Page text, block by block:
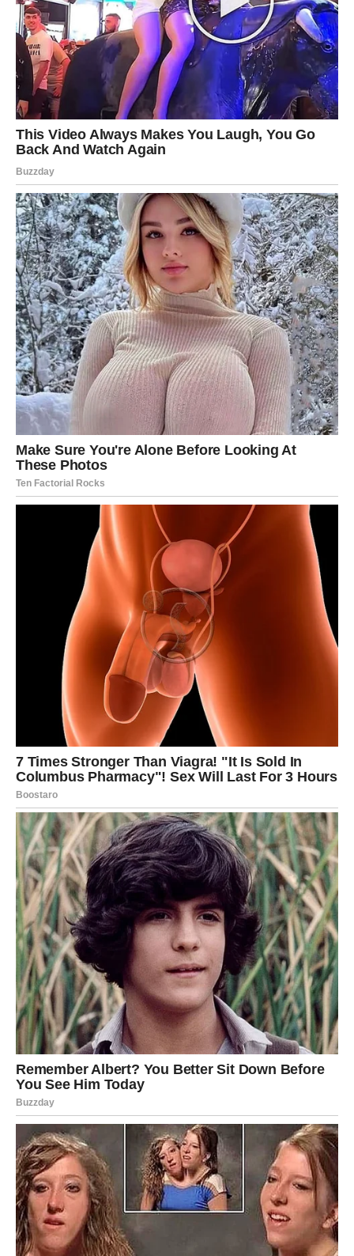
rasprave, ali ćete se povući od ljudi koji vas ne
poštuju.
Neko iz okruženja može:
očekivati vašu snagu, ali ne nuditi razumevanje
tražiti vašu pažnju, ali ne uzvraćati istom merom
Danas biratetiho povlačenje umesto sukoba. I to je zrela
odluka.
DUHOVNA PORUKA DANA – NE
MORATE UVEK SIJATI DA BISTE
BILI MOĆNI
januar Lavovima donosi važnu lekciju:nije svaki dan
za scenu . Ponekad se najveća snaga gradi u tišini, u
introspekciji i u prihvatanju sopstvenih emocija.
Danas učite:
da vredite i kada ćutite
da ne morate stalno dokazivati ko ste
da se prava sigurnost rađa iznutra
Kada Lav to shvati, postaje nepokolebljiv.
ZDRAVLJE I ENERGIJA –
POTREBA ZA ODMOROM DUŠE
Energija je stabilna, ali emotivno možete biti osetljiviji.
Prijaće vam vreme provedeno nasamo, muzika, šetnja ili
razgovor sa osobom koja vas ne osuđuje. Izbegavajte
preopterećenje i nepotrebni stres.